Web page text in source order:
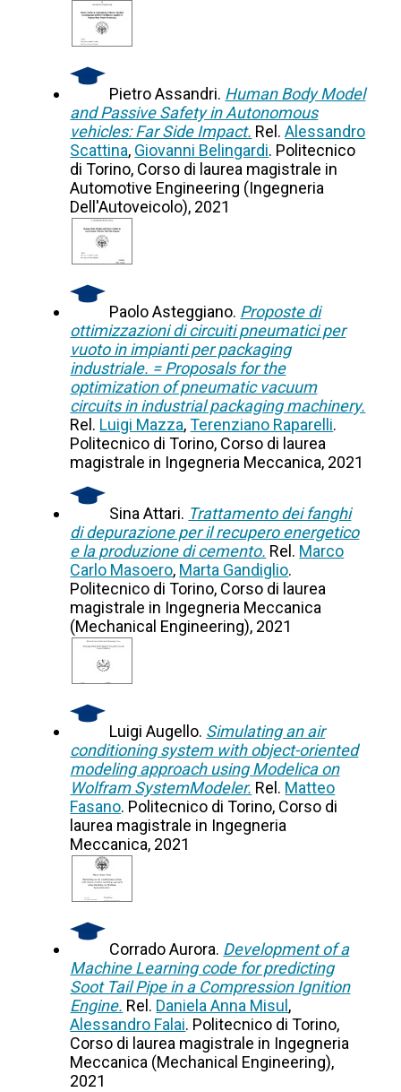
Pietro Assandri. Human Body Model
and Passive Safety in Autonomous
vehicles: Far Side Impact. Rel.Alessandro
Scattina, Giovanni Belingardi. Politecnico
di Torino, Corso di laurea magistrale in
Automotive Engineering (Ingegneria
Dell'Autoveicolo), 2021
Paolo Asteggiano. Proposte di
ottimizzazioni di circuiti pneumatici per
vuoto in impianti per packaging
industriale. = Proposals for the
optimization of pneumatic vacuum
circuits in industrial packaging machinery.
Rel. Luigi Mazza,Terenziano Raparelli.
Politecnico di Torino, Corso di laurea
magistrale in Ingegneria Meccanica, 2021
Sina Attari. Trattamento dei fanghi
di depurazione per il recupero energetico
e la produzione di cemento. Rel. Marco
Carlo Masoero, Marta Gandiglio.
Politecnico di Torino, Corso di laurea
magistrale in Ingegneria Meccanica
(Mechanical Engineering), 2021
Luigi Augello. Simulating an air
conditioning system with object-oriented
modeling approach using Modelica on
Wolfram SystemModeler. Rel. Matteo
Fasano. Politecnico di Torino, Corso di
laurea magistrale in Ingegneria
Meccanica, 2021
Corrado Aurora. Development of a
Machine Learning code for predicting
Soot Tail Pipe in a Compression Ignition
Engine. Rel. Daniela Anna Misul ,
Alessandro Falai. Politecnico di Torino,
Corso di laurea magistrale in Ingegneria
Meccanica (Mechanical Engineering),
2021